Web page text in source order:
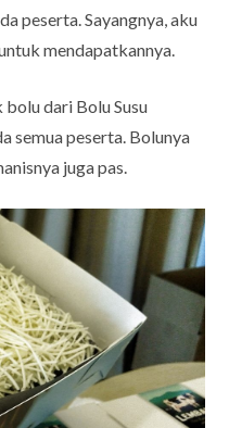
peserta. Sayangnya, aku
mendapatkannya.
dari Bolu Susu
semua peserta. Bolunya
juga pas.